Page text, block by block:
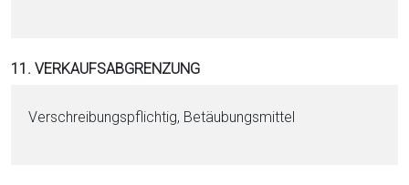
11. VERKAUFSABGRENZUNG
Verschreibungspflichtig, Betäubungsmittel